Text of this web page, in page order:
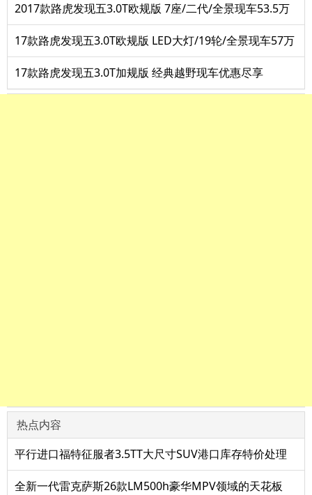
2017款路虎发现五3.0T欧规版 7座/二代/全景现车53.5万
17款路虎发现五3.0T欧规版 LED大灯/19轮/全景现车57万
17款路虎发现五3.0T加规版 经典越野现车优惠尽享
热点内容
平行进口福特征服者3.5TT大尺寸SUV港口库存特价处理
全新一代雷克萨斯26款LM500h豪华MPV领域的天花板